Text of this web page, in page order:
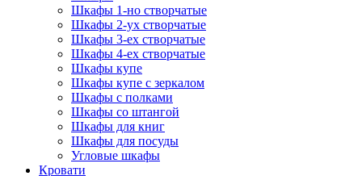
Шкафы 1-но створчатые
Шкафы 2-ух створчатые
Шкафы 3-ех створчатые
Шкафы 4-ех створчатые
Шкафы купе
Шкафы купе с зеркалом
Шкафы с полками
Шкафы со штангой
Шкафы для книг
Шкафы для посуды
Угловые шкафы
Кровати